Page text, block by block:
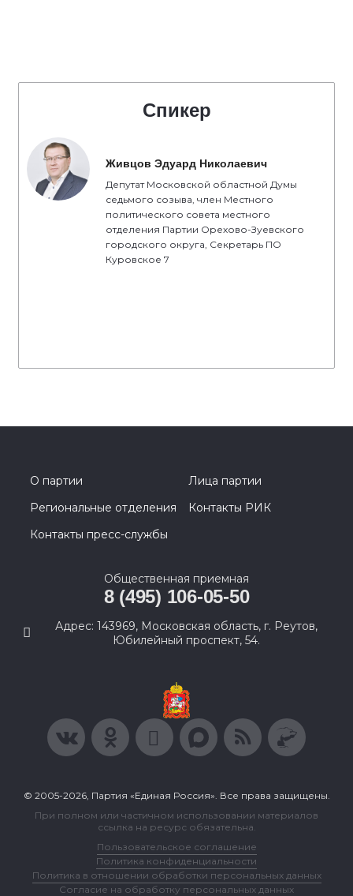
Спикер
Живцов Эдуард Николаевич
Депутат Московской областной Думы
седьмого созыва, член Местного
политического совета местного
отделения Партии Орехово-Зуевского
городского округа, Секретарь ПО
Куровское 7
О партии
Лица партии
Региональные отделения
Контакты РИК
Контакты пресс-службы
Общественная приемная
8 (495) 106-05-50
Адрес: 143969, Московская область, г. Реутов,
Юбилейный проспект, 54.
© 2005-2026, Партия «Единая Россия». Все права защищены.
При полном или частичном использовании материалов
ссылка на ресурс обязательна.
Пользовательское соглашение
Политика конфиденциальности
Политика в отношении обработки персональных данных
Согласие на обработку персональных данных